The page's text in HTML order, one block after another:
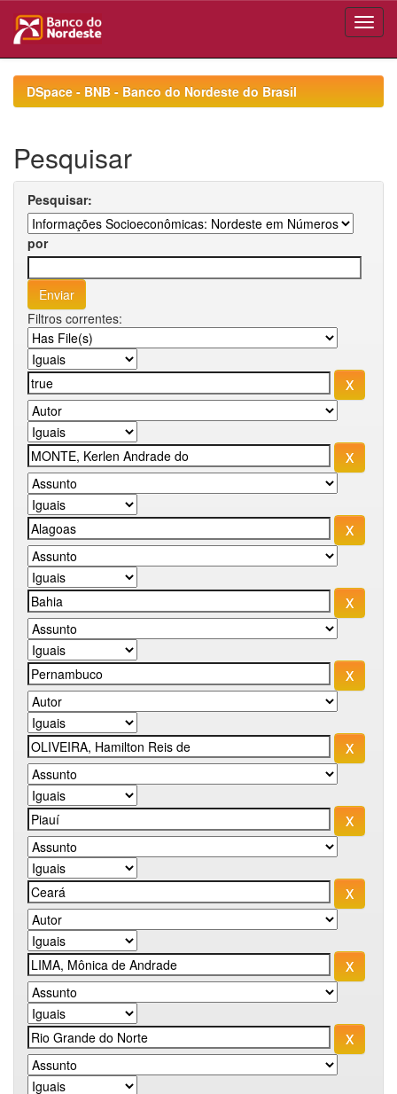
navigationDSpace - BNB - Banco do Nordeste do Brasil
Pesquisar
Pesquisar:
por
Filtros correntes: